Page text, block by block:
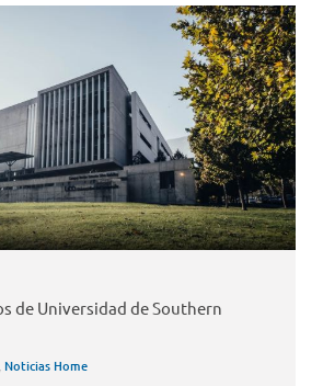
de Universidad de Southern
Noticias Home